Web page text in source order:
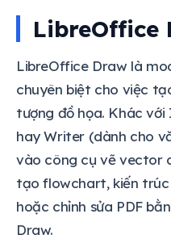
LibreOffice
LibreOffice Draw là
chuyên biệt cho việc
tượng đồ họa. Khác với
hay Writer (dành cho
vào công cụ vẽ vector
tạo flowchart, kiến trúc
hoặc chỉnh sửa PDF
Draw.